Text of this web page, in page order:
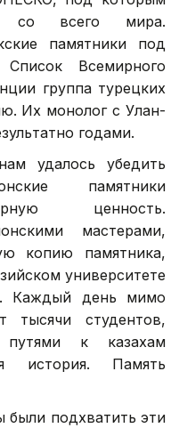
со всего мира.
памятники под
Всемирного
группа турецких
Их монолог с Улан-
годами.
удалось убедить
памятники
ценность.
мастерами,
копию памятника,
университете
Каждый день мимо
тысячи студентов,
к казахам
история. Память
подхватить эти